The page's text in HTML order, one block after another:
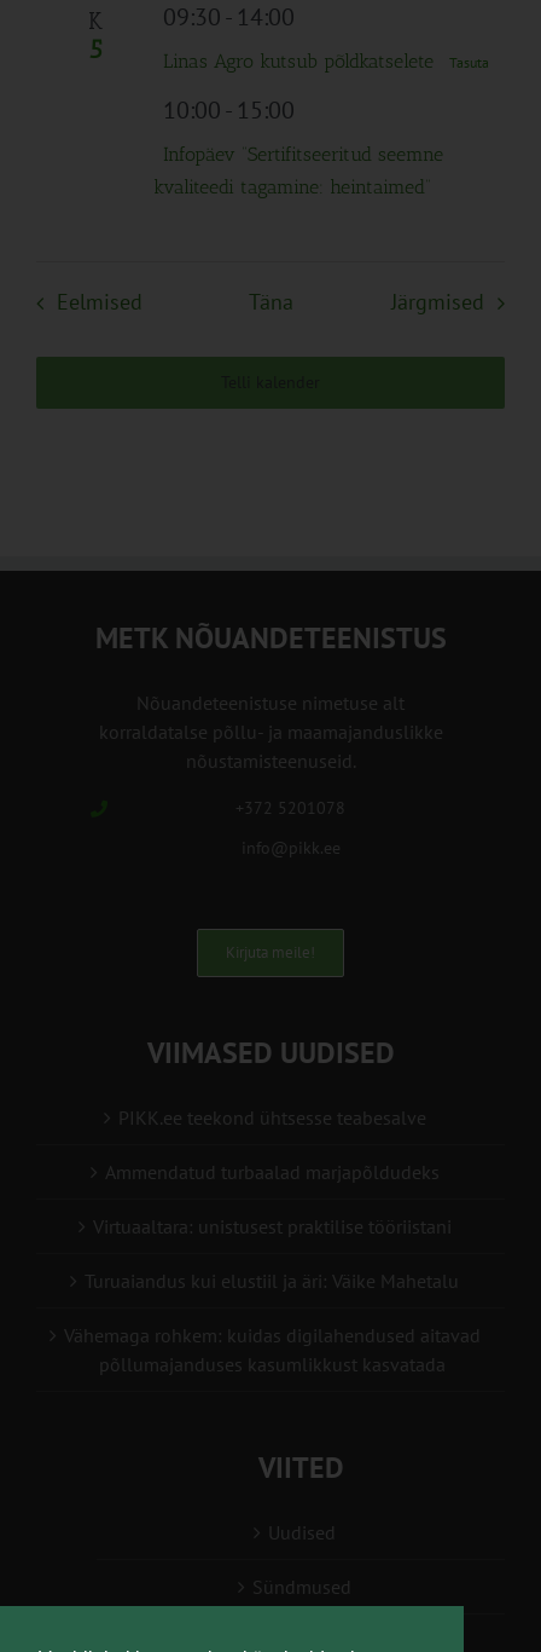
K
5
09:30- 14:00
Linas Agro kutsub põldkatselete Tasuta
10:00- 15:00
Infopäev “Sertifitseeritud seemne
kvaliteedi tagamine: heintaimed”
Eelmised SündmusedTäna Järgmised
METK NÕUANDETEENISTUS
Nõuandeteenistuse nimetuse alt
korraldatalse põllu- ja maamajanduslikke
nõustamisteenuseid.
+372 5201078
info@pikk.ee
Kirjuta meile!
VIIMASED UUDISED
PIKK.ee teekond ühtsesse teabesalve
Ammendatud turbaalad marjapõldudeks
Virtuaaltara: unistusest praktilise tööriistani
Turuaiandus kui elustiil ja äri: Väike Mahetalu
Vähemaga rohkem: kuidas digilahendused aitavad
põllumajanduses kasumlikkust kasvatada
VIITED
Uudised
Sündmused